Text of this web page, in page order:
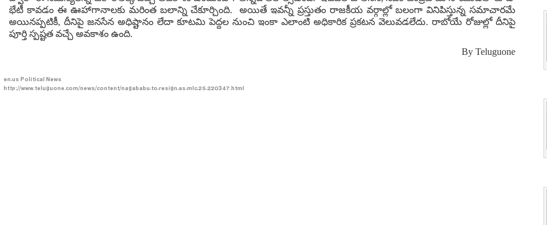
భేటీ కావడం ఈ ఊహాగానాలకు మరింత బలాన్ని చేకూర్చింది. అయితే ఇవ‌న్నీ ప్రస్తుతం రాజకీయ వర్గాల్లో బలంగా వినిపిస్తున్న సమాచారమే
అయినప్పటికీ, దీనిపై జనసేన అధిష్టానం లేదా కూటమి పెద్దల నుంచి ఇంకా ఎలాంటి అధికారిక ప్రకటన వెలువడలేదు. రాబోయే రోజుల్లో దీనిపై
పూర్తి స్పష్టత వచ్చే అవకాశం ఉంది.
By Teluguone
en-usPolitical News
http://www.teluguone.com/news/content/nagababu-to-resign-as-mlc-25-220347.html